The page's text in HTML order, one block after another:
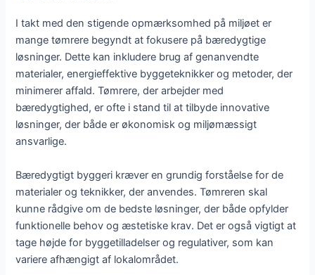
I takt med den stigende opmærksomhed på miljøet er
mange tømrere begyndt at fokusere på bæredygtige
løsninger. Dette kan inkludere brug af genanvendte
materialer, energieffektive byggeteknikker og metoder, der
minimerer affald. Tømrere, der arbejder med
bæredygtighed, er ofte i stand til at tilbyde innovative
løsninger, der både er økonomisk og miljømæssigt
ansvarlige.
Bæredygtigt byggeri kræver en grundig forståelse for de
materialer og teknikker, der anvendes. Tømreren skal
kunne rådgive om de bedste løsninger, der både opfylder
funktionelle behov og æstetiske krav. Det er også vigtigt at
tage højde for byggetilladelser og regulativer, som kan
variere afhængigt af lokalområdet.